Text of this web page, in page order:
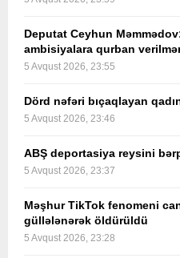
Deputat Ceyhun
ambisiyalara qurban
5 Avqust 2026, 23:55
Dörd nəfəri bıçaqlayan
5 Avqust 2026, 23:46
ABŞ deportasiya reysini
5 Avqust 2026, 23:37
Məşhur TikTok fenomeni
güllələnərək öldürüldü
5 Avqust 2026, 23:28